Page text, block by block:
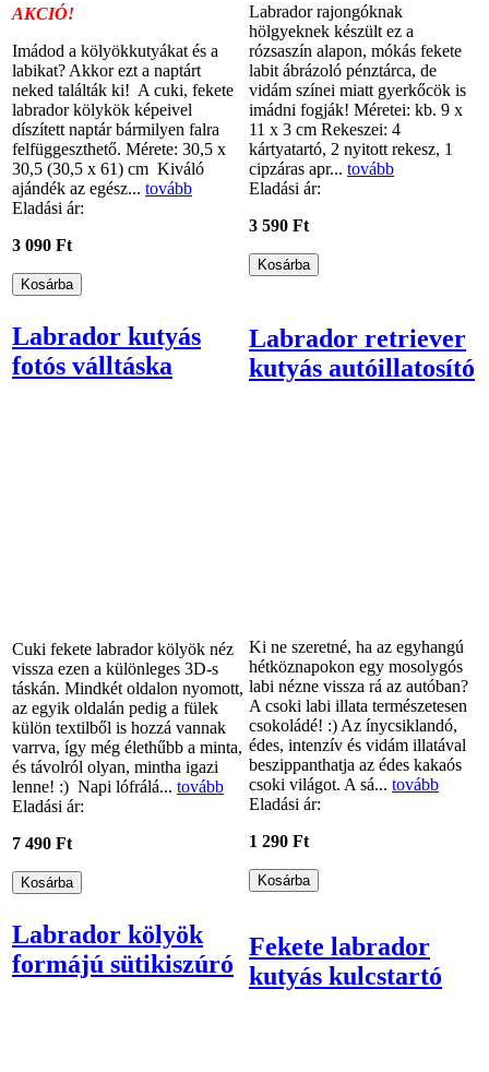
AKCIÓ!
Imádod a kölyökkutyákat és a
labikat? Akkor ezt a naptárt
neked találták ki! A cuki, fekete
labrador kölykök képeivel
díszített naptár bármilyen falra
felfüggeszthető. Mérete: 30,5 x
30,5 (30,5 x 61) cm Kiváló
ajándék az egész... tovább
Eladási ár:
3 090 Ft
Labrador rajongóknak
hölgyeknek készült ez a
rózsaszín alapon, mókás fekete
labit ábrázoló pénztárca, de
vidám színei miatt gyerkőcök is
imádni fogják! Méretei: kb. 9 x
11 x 3 cm Rekeszei: 4
kártyatartó, 2 nyitott rekesz, 1
cipzáras apr... tovább
Eladási ár:
3 590 Ft
Labrador kutyás
fotós válltáska
Cuki fekete labrador kölyök néz
vissza ezen a különleges 3D-s
táskán. Mindkét oldalon nyomott,
az egyik oldalán pedig a fülek
külön textilből is hozzá vannak
varrva, így még élethűbb a minta,
és távolról olyan, mintha igazi
lenne! :) Napi lófrálá... tovább
Eladási ár:
7 490 Ft
Labrador retriever
kutyás autóillatosító
Ki ne szeretné, ha az egyhangú
hétköznapokon egy mosolygós
labi nézne vissza rá az autóban?
A csoki labi illata természetesen
csokoládé! :) Az ínycsiklandó,
édes, intenzív és vidám illatával
beszippanthatja az édes kakaós
csoki világot. A sá... tovább
Eladási ár:
1 290 Ft
Labrador kölyök
formájú sütikiszúró
Fekete labrador
kutyás kulcstartó